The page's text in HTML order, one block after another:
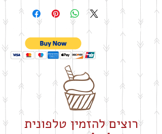
רוצים להזמין טלפונית